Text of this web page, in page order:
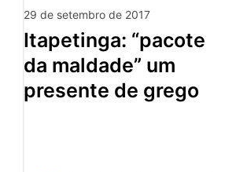
29 de setembro de 2017
itapetinga: “pacote
da maldade” um
presente de grego